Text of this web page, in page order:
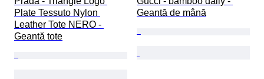
Plate Tessuto Nylon
Leather Tote NERO -
Geantă tote
Geantă de mână